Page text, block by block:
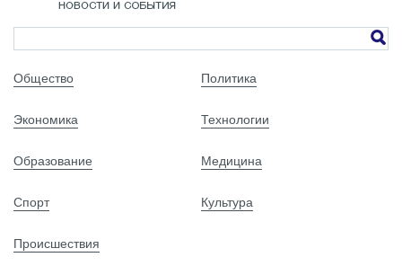
Общество Политика
Экономика Технологии
Образование Медицина
Спорт Культура
Происшествия